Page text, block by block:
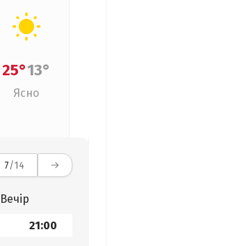
25°13°
Ясно
7/14
Вечір
21:00